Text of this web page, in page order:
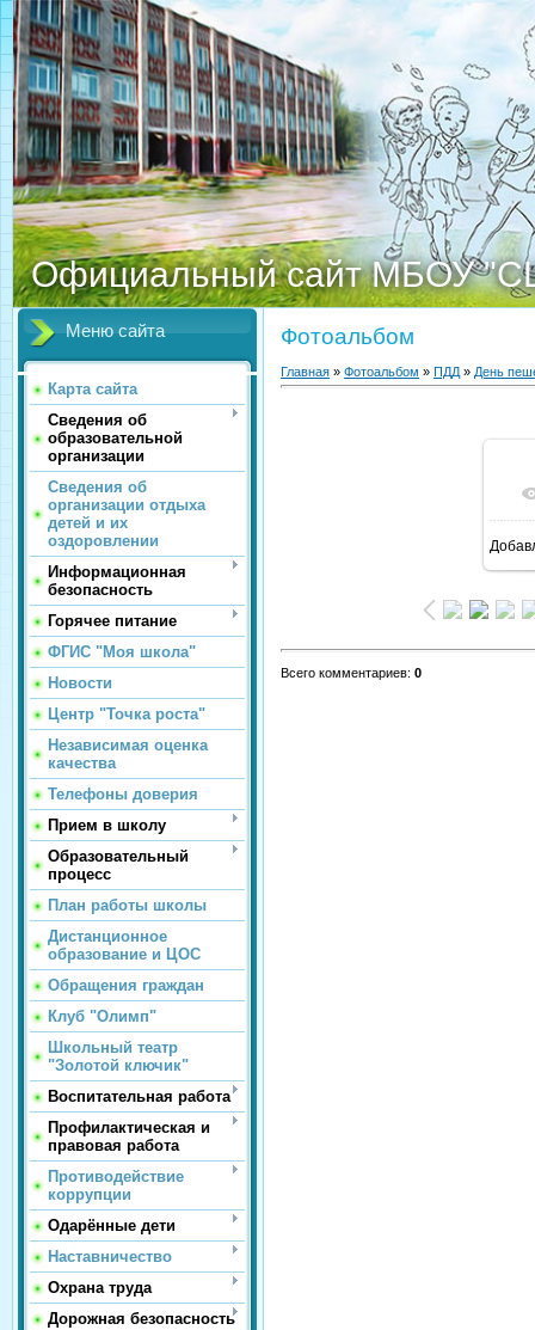
Официальный сайт МБОУ
Меню сайта
Карта сайта
Сведения об
образовательной
организации
Сведения об
организации отдыха
детей и их
оздоровлении
Информационная
безопасность
Горячее питание
ФГИС "Моя школа"
Новости
Центр "Точка роста"
Независимая оценка
качества
Телефоны доверия
Прием в школу
Образовательный
процесс
План работы школы
Дистанционное
образование и ЦОС
Обращения граждан
Клуб "Олимп"
Школьный театр
"Золотой ключик"
Воспитательная работа
Профилактическая и
правовая работа
Противодействие
коррупции
Одарённые дети
Наставничество
Охрана труда
Дорожная безопасность
Фотоальбом
Главная » Фотоальбом » ПДД » День
Всего комментариев: 0